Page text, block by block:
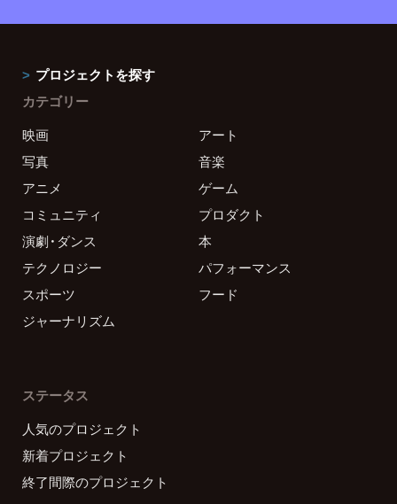
プロジェクトを探す
カテゴリー
映画
アート
写真
音楽
アニメ
ゲーム
コミュニティ
プロダクト
演劇・ダンス
本
テクノロジー
パフォーマンス
スポーツ
フード
ジャーナリズム
ステータス
人気のプロジェクト
新着プロジェクト
終了間際のプロジェクト